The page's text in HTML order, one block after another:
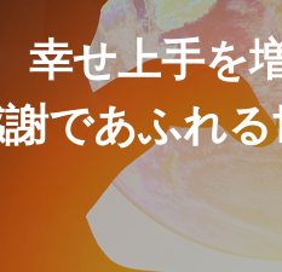
幸せ上手を
であふれ